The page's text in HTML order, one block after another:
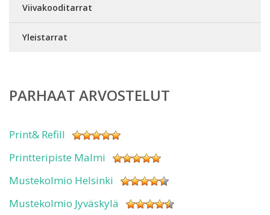
Viivakooditarrat
Yleistarrat
PARHAAT ARVOSTELUT
Print& Refill
Printteripiste Malmi
Mustekolmio Helsinki
Mustekolmio Jyväskylä